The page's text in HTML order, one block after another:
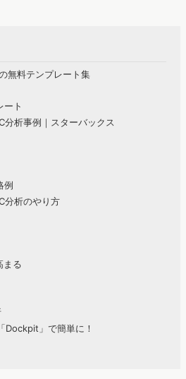
無料テンプレート集
ート
分析事例｜スターバックス
例
分析のやり方
まる
Dockpit」で簡単に！